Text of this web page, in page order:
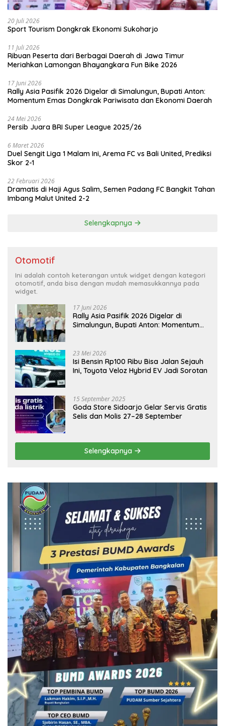
20 Juli 2026
Sport Tourism Dongkrak Ekonomi Sukoharjo
11 Juli 2026
Ribuan Peserta dari Berbagai Daerah di Jawa Timur
Meriahkan Lamongan Bhayangkara Fun Bike 2026
17 Juni 2026
Rally Asia Pasifik 2026 Digelar di Simalungun, Bupati Anton:
Momentum Emas Dongkrak Pariwisata dan Ekonomi Daerah
24 Mei 2026
Persib Juara BRI Super League 2025/26
6 Maret 2026
Duel Sengit Liga 1 Malam Ini, Arema FC vs Bali United, Prediksi
Skor 2-1
22 Februari 2026
Dramatis di Haji Agus Salim, Semen Padang FC Bangkit Tahan
Imbang Malut United 2-2
Selengkapnya
Otomotif
Ini adalah contoh keterangan untuk widget dengan kategori
otomotif, anda bisa dengan mudah memasukkannya pada
widget.
17 Juni 2026
Rally Asia Pasifik 2026 Digelar di
Simalungun, Bupati Anton: Momentum
23 Mei 2026
Isi Bensin Rp100 Ribu Bisa Jalan Sejauh
Ini, Toyota Veloz Hybrid EV Jadi Sorotan
15 September 2025
Goda Store Sidoarjo Gelar Servis Gratis
Selis dan Molis 27–28 September
Selengkapnya